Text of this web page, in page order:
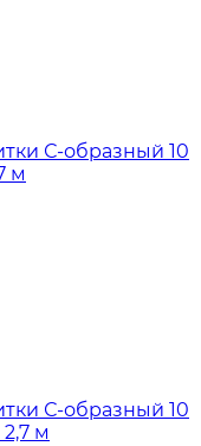
С-образный 10
м
С-образный 10
м